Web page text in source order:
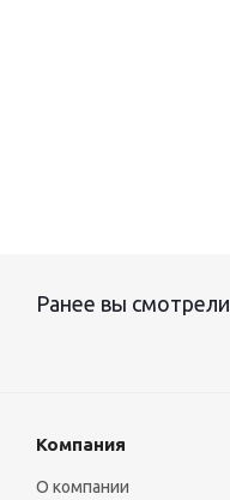
Ранее вы смотрели
Компания
О компании